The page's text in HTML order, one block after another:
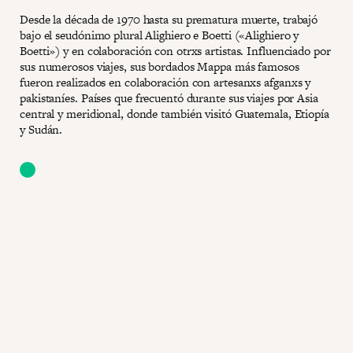
Desde la década de 1970 hasta su prematura muerte, trabajó
bajo el seudónimo plural Alighiero e Boetti («Alighiero y
Boetti») y en colaboración con otrxs artistas. Influenciado por
sus numerosos viajes, sus bordados Mappa más famosos
fueron realizados en colaboración con artesanxs afganxs y
pakistaníes. Países que frecuentó durante sus viajes por Asia
central y meridional, donde también visitó Guatemala, Etiopía
y Sudán.